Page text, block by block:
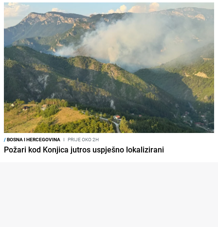
/BOSNA I HERCEGOVINA I PRIJE OKO 2H
Požari kod Konjica jutros uspješno lokalizirani